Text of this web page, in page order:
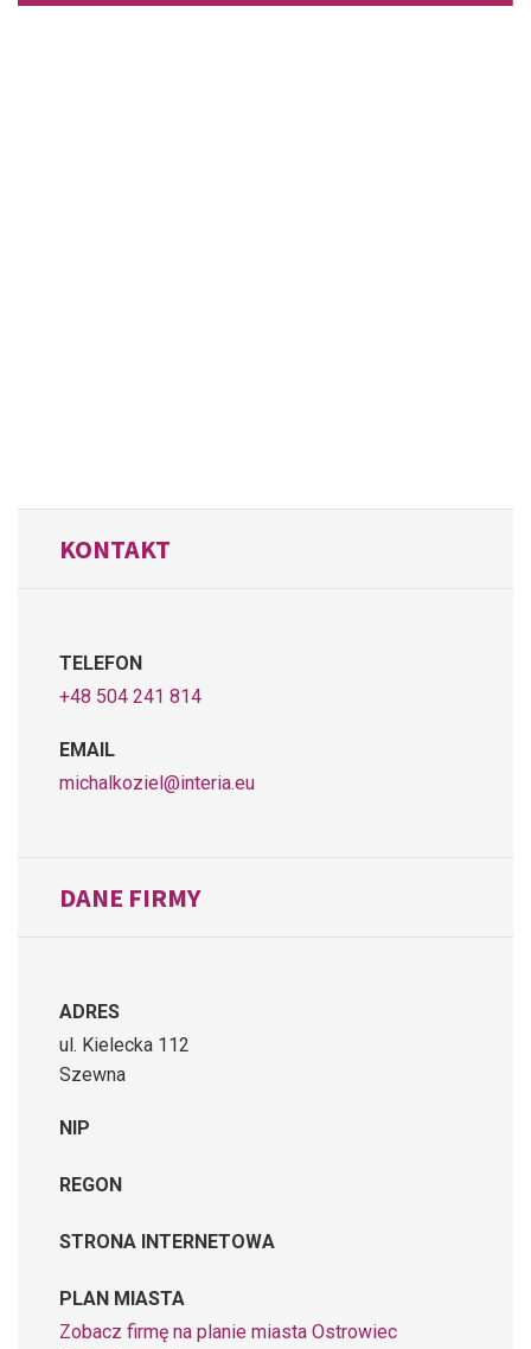
KONTAKT
TELEFON
+48 504 241 814
EMAIL
michalkoziel@interia.eu
DANE FIRMY
ADRES
ul. Kielecka 112
Szewna
NIP
REGON
STRONA INTERNETOWA
PLAN MIASTA
Zobacz firmę na planie miasta Ostrowiec